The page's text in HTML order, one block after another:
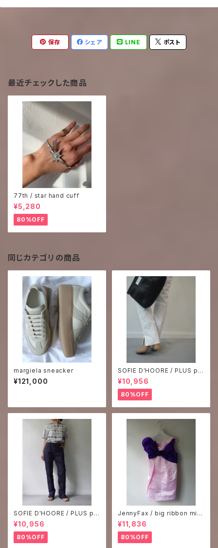
保存 シェア LINE ポスト
最近チェックした商品
77th / star hand cuff
¥5,280
80%OFF
同じカテゴリの商品
margiela sneacker
¥121,000
SOFIE D'HOORE / PLUS pa
nts-2
¥10,956
80%OFF
SOFIE D'HOORE / PLUS pa
nts-1
¥10,956
80%OFF
JennyFax / big ribbon mini
dress
¥11,836
80%OFF